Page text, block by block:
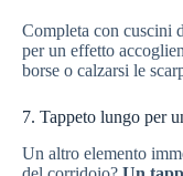
Completa con cuscini
per un effetto
borse o calzarsi le
7. Tappeto lungo per
Un altro elemento